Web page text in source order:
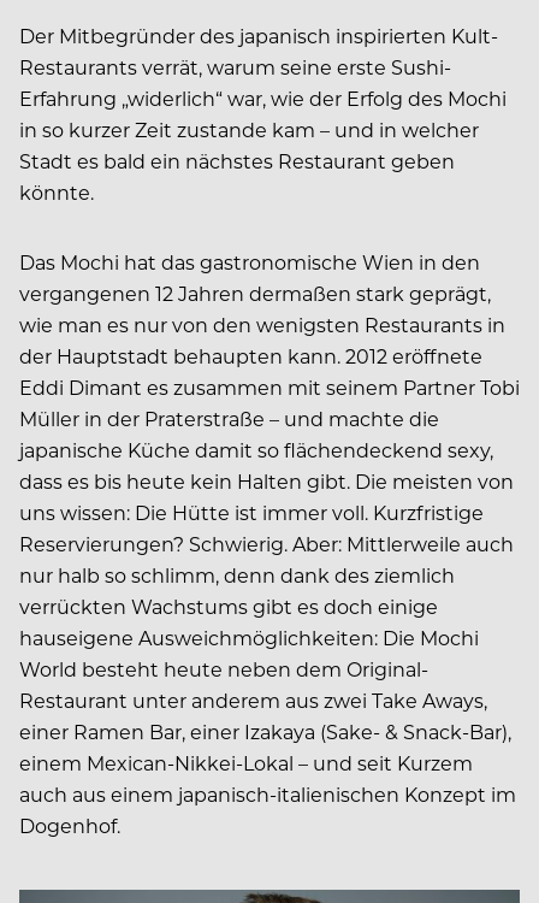
Der Mitbegründer des japanisch inspirierten Kult-
Restaurants verrät, warum seine erste Sushi-
Erfahrung „widerlich“ war, wie der Erfolg des Mochi
in so kurzer Zeit zustande kam – und in welcher
Stadt es bald ein nächstes Restaurant geben
könnte.
Das Mochi hat das gastronomische Wien in den
vergangenen 12 Jahren dermaßen stark geprägt,
wie man es nur von den wenigsten Restaurants in
der Hauptstadt behaupten kann. 2012 eröffnete
Eddi Dimant es zusammen mit seinem Partner Tobi
Müller in der Praterstraße – und machte die
japanische Küche damit so flächendeckend sexy,
dass es bis heute kein Halten gibt. Die meisten von
uns wissen: Die Hütte ist immer voll. Kurzfristige
Reservierungen? Schwierig. Aber: Mittlerweile auch
nur halb so schlimm, denn dank des ziemlich
verrückten Wachstums gibt es doch einige
hauseigene Ausweichmöglichkeiten: Die Mochi
World besteht heute neben dem Original-
Restaurant unter anderem aus zwei Take Aways,
einer Ramen Bar, einer Izakaya (Sake- & Snack-Bar),
einem Mexican-Nikkei-Lokal – und seit Kurzem
auch aus einem japanisch-italienischen Konzept im
Dogenhof.